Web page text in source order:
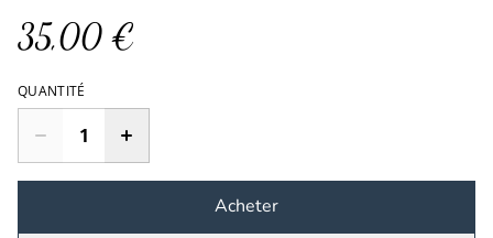
35,00 €
QUANTITÉ
Acheter